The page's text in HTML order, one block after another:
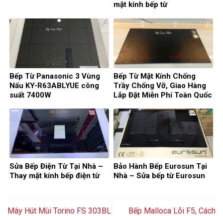
mặt kính bếp từ
Bếp Từ Panasonic 3 Vùng
Nấu KY-R63ABLYUE công
suất 7400W
Bếp Từ Mặt Kính Chống
Trầy Chống Vỡ, Giao Hàng
Lắp Đặt Miễn Phí Toàn Quốc
Sửa Bếp Điện Từ Tại Nhà –
Thay mặt kính bếp điện từ
Bảo Hành Bếp Eurosun Tại
Nhà – Sửa bếp từ Eurosun
Máy Hút Mùi Torino FS 303BL
Bếp Malloca Lỗi F5, Cách